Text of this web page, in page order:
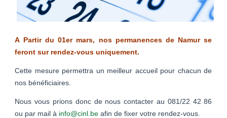
A Partir du 01er mars, nos permanences de Namur se
feront sur rendez-vous uniquement.
Cette mesure permettra un meilleur accueil pour chacun de
nos bénéficiaires.
Nous vous prions donc de nous contacter au 081/22 42 86
ou par mail à info@cinl.be afin de fixer votre rendez-vous.